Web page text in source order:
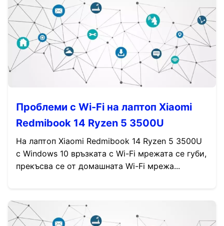
Проблеми с Wi-Fi на лаптоп Xiaomi
Redmibook 14 Ryzen 5 3500U
На лаптоп Xiaomi Redmibook 14 Ryzen 5 3500U
с Windows 10 връзката с Wi-Fi мрежата се губи,
прекъсва се от домашната Wi-Fi мрежа...